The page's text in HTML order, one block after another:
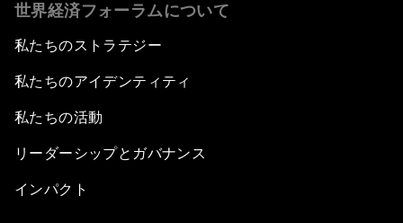
世界経済フォーラムについて
私たちのストラテジー
私たちのアイデンティティ
私たちの活動
リーダーシップとガバナンス
インパクト